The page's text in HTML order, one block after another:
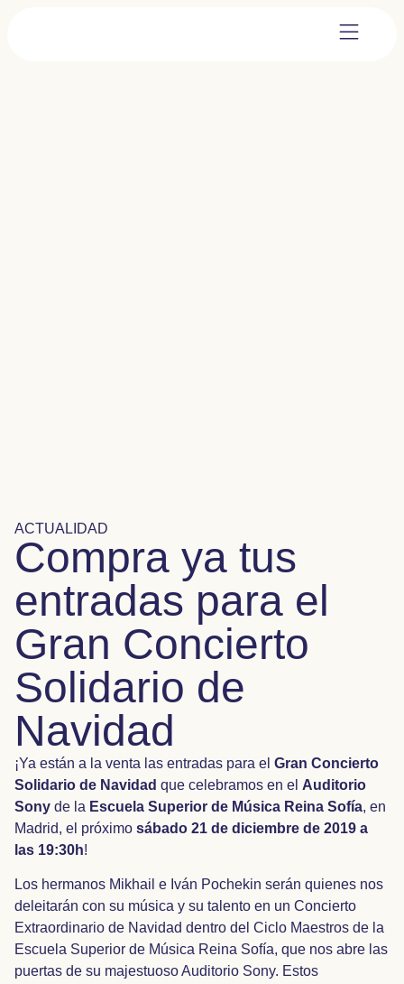
ACTUALIDAD
Compra ya tus
entradas para el
Gran Concierto
Solidario de
Navidad
¡Ya están a la venta las entradas para el Gran Concierto
Solidario de Navidad que celebramos en el Auditorio
Sony de la Escuela Superior de Música Reina Sofía, en
Madrid, el próximo sábado 21 de diciembre de 2019 a
las 19:30h!
Los hermanos Mikhail e Iván Pochekin serán quienes nos
deleitarán con su música y su talento en un Concierto
Extraordinario de Navidad dentro del Ciclo Maestros de la
Escuela Superior de Música Reina Sofía, que nos abre las
puertas de su majestuoso Auditorio Sony. Estos